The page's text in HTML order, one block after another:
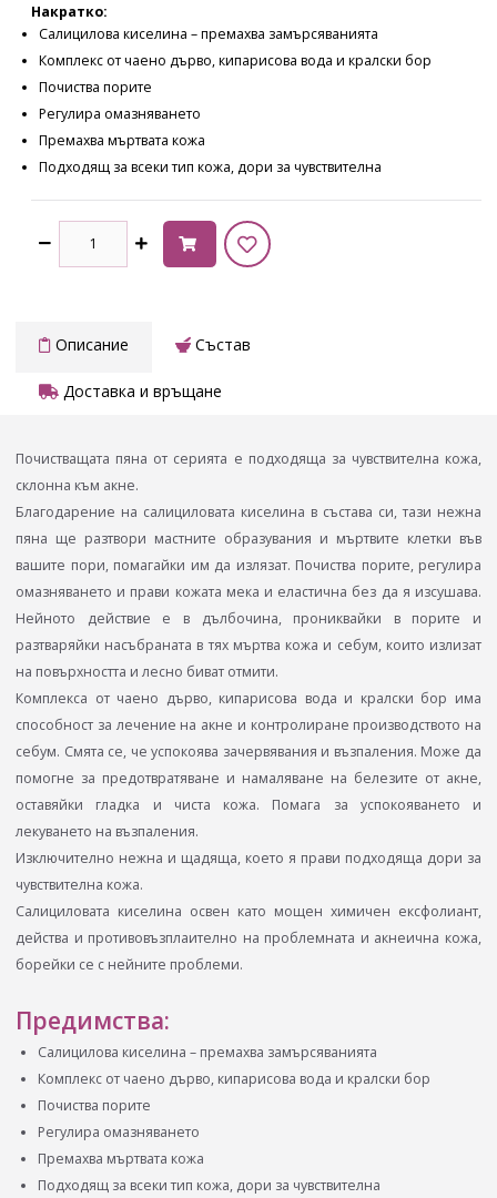
Накратко:
Салицилова киселина – премахва замърсяванията
Комплекс от чаено дърво, кипарисова вода и кралски бор
Почиства порите
Регулира омазняването
Премахва мъртвата кожа
Подходящ за всеки тип кожа, дори за чувствителна
Описание Състав
Доставка и връщане
Почистващата пяна от серията е подходяща за чувствителна кожа,
склонна към акне.
Благодарение на салициловата киселина в състава си, тази нежна
пяна ще разтвори мастните образувания и мъртвите клетки във
вашите пори, помагайки им да излязат. Почиства порите, регулира
омазняването и прави кожата мека и еластична без да я изсушава.
Нейното действие е в дълбочина, прониквайки в порите и
разтваряйки насъбраната в тях мъртва кожа и себум, които излизат
на повърхността и лесно биват отмити.
Комплекса от чаено дърво, кипарисова вода и кралски бор има
способност за лечение на акне и контролиране производството на
себум. Смята се, че успокоява зачервявания и възпаления. Може да
помогне за предотвратяване и намаляване на белезите от акне,
оставяйки гладка и чиста кожа. Помага за успокояването и
лекуването на възпаления.
Изключително нежна и щадяща, което я прави подходяща дори за
чувствителна кожа.
Салициловата киселина освен като мощен химичен ексфолиант,
действа и противовъзплаително на проблемната и акнеична кожа,
борейки се с нейните проблеми.
Предимства:
Салицилова киселина – премахва замърсяванията
Комплекс от чаено дърво, кипарисова вода и кралски бор
Почиства порите
Регулира омазняването
Премахва мъртвата кожа
Подходящ за всеки тип кожа, дори за чувствителна